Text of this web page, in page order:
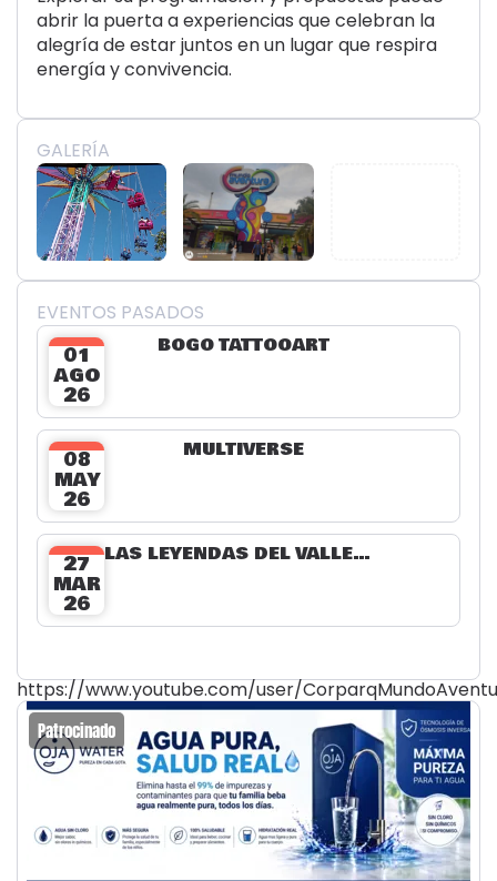
abrir la puerta a experiencias que celebran la
alegría de estar juntos en un lugar que respira
energía y convivencia.
GALERÍA
EVENTOS PASADOS
01
AGO
26
BOGO TATTOOART
08
MAY
26
MULTIVERSE
27
MAR
26
LAS LEYENDAS DEL VALLENATO
https://www.youtube.com/user/
Patrocinado